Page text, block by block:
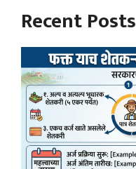
Recent Posts